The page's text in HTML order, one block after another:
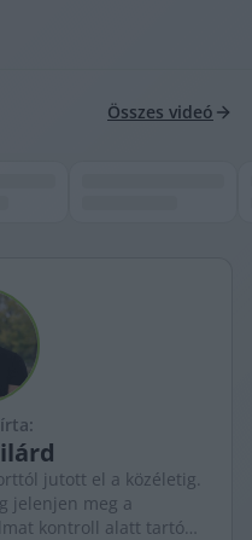
Összes videó
jutott el a közéletig.
jelenjen meg a
kontroll alatt tartó